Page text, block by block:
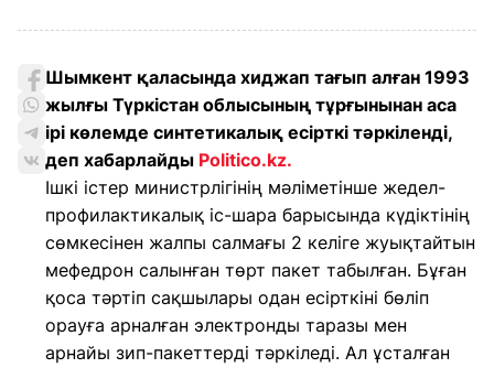
Шымкент қаласында хиджап тағып алған 1993
жылғы Түркістан облысының тұрғынынан аса
ірі көлемде синтетикалық есірткі тәркіленді,
деп хабарлайды Politico.kz.
Ішкі істер министрлігінің мәліметінше жедел-
профилактикалық іс-шара барысында күдіктінің
сөмкесінен жалпы салмағы 2 келіге жуықтайтын
мефедрон салынған төрт пакет табылған. Бұған
қоса тәртіп сақшылары одан есірткіні бөліп
орауға арналған электронды таразы мен
арнайы зип-пакеттерді тәркіледі. Ал ұсталған